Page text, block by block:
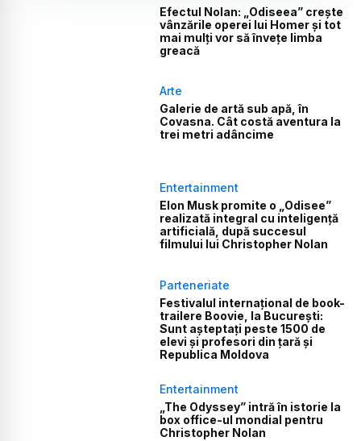
Efectul Nolan: „Odiseea” crește
vânzările operei lui Homer și tot
mai mulți vor să învețe limba
greacă
Arte
Galerie de artă sub apă, în
Covasna. Cât costă aventura la
trei metri adâncime
Entertainment
Elon Musk promite o „Odisee”
realizată integral cu inteligență
artificială, după succesul
filmului lui Christopher Nolan
Parteneriate
Festivalul internațional de book-
trailere Boovie, la București:
Sunt așteptați peste 1500 de
elevi și profesori din țară și
Republica Moldova
Entertainment
„The Odyssey” intră în istorie la
box office-ul mondial pentru
Christopher Nolan